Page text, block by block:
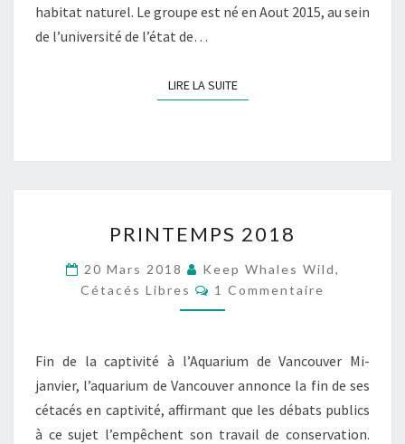
habitat naturel. Le groupe est né en Aout 2015, au sein
de l’université de l’état de…
LIRE LA SUITELIRE LA SUITE
2018
PRINTEMPS 2018
20 Mars 2018
Keep Whales Wild,
Cétacés Libres
Commentaires
1 Commentaire
Fin de la captivité à l’Aquarium de Vancouver Mi-
janvier, l’aquarium de Vancouver annonce la fin de ses
cétacés en captivité, affirmant que les débats publics
à ce sujet l’empêchent son travail de conservation.